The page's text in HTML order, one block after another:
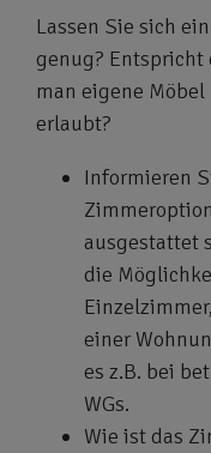
Lassen Sie sich
genug? Entspricht
man eigene
erlaubt?
Informieren
ausgestattet
die
einer
es z.B. bei
WGs.
Wie ist das